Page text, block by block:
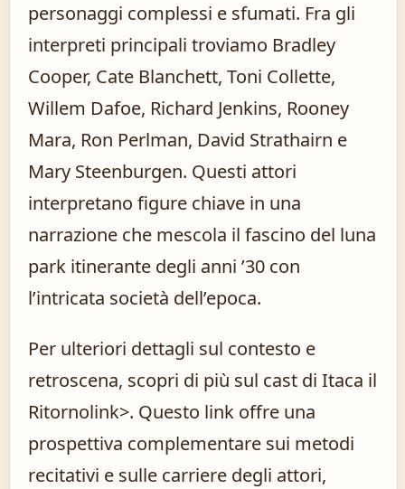
personaggi complessi e sfumati. Fra gli
interpreti principali troviamo Bradley
Cooper, Cate Blanchett, Toni Collette,
Willem Dafoe, Richard Jenkins, Rooney
Mara, Ron Perlman, David Strathairn e
Mary Steenburgen. Questi attori
interpretano figure chiave in una
narrazione che mescola il fascino del luna
park itinerante degli anni ’30 con
l’intricata società dell’epoca.
Per ulteriori dettagli sul contesto e
retroscena, scopri di più sul cast di Itaca il
Ritornolink>. Questo link offre una
prospettiva complementare sui metodi
recitativi e sulle carriere degli attori,